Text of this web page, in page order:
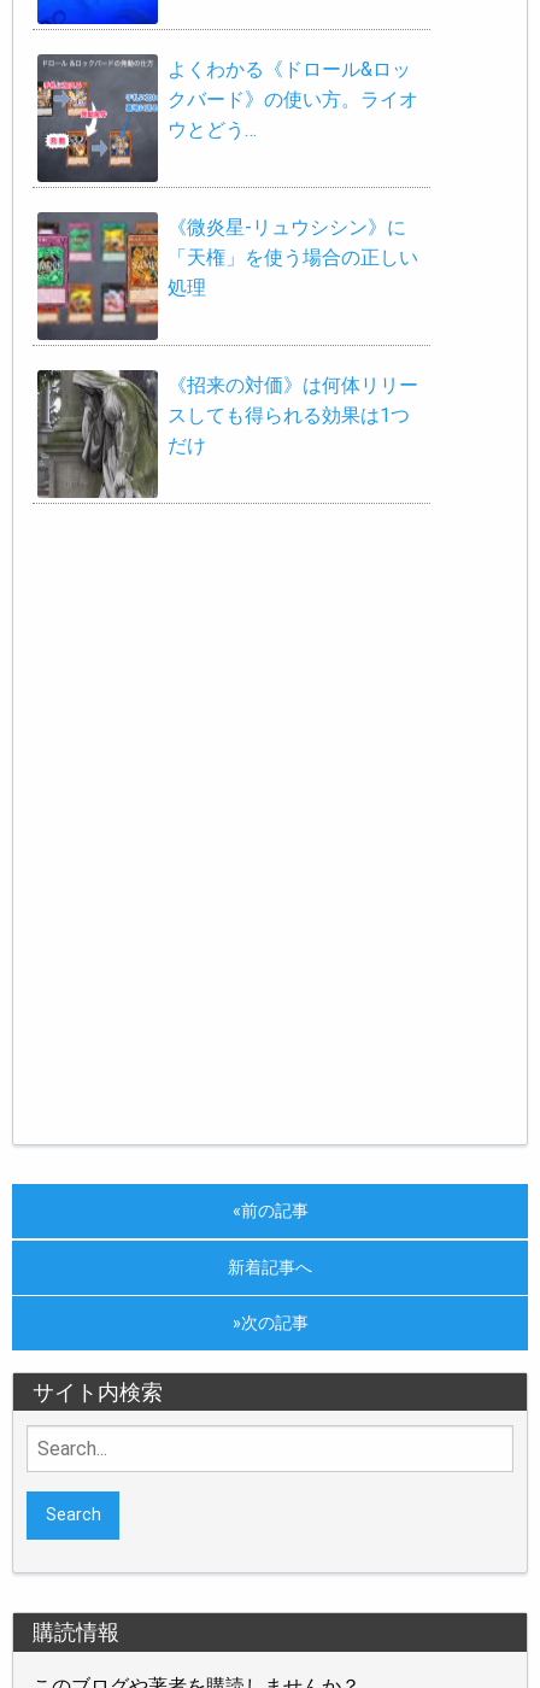
よくわかる《ドロール&ロッ
クバード》の使い方。ライオ
ウとどう…
《微炎星-リュウシシン》に
「天権」を使う場合の正しい
処理
《招来の対価》は何体リリー
スしても得られる効果は1つ
だけ
«前の記事
新着記事へ
»次の記事
サイト内検索
Search
for:
購読情報